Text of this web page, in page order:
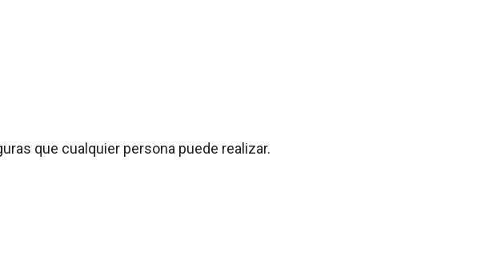
que cualquier persona puede realizar.